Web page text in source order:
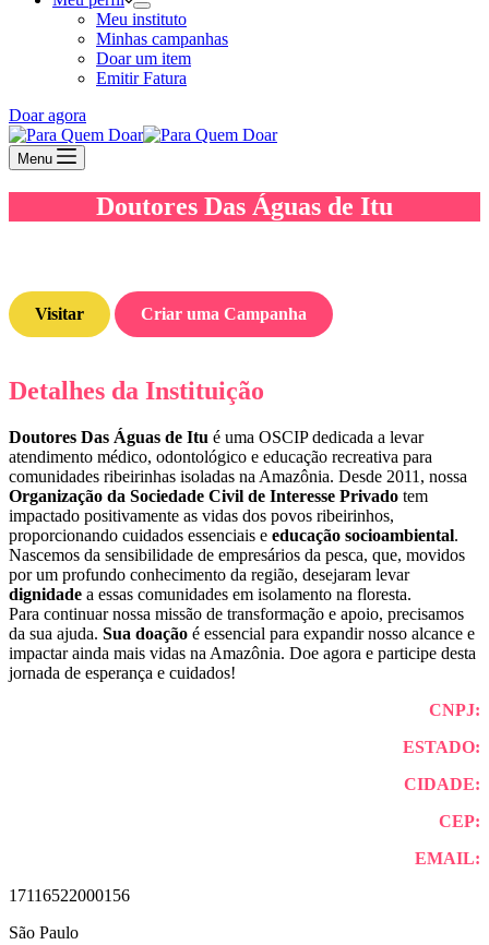
Meu instituto
Minhas campanhas
Doar um item
Emitir Fatura
Doar agora
Menu
Doutores Das Águas de Itu
Visitar Criar uma Campanha
Detalhes da Instituição
Doutores Das Águas de Itu é uma OSCIP dedicada a levar
atendimento médico, odontológico e educação recreativa para
comunidades ribeirinhas isoladas na Amazônia. Desde 2011, nossa
Organização da Sociedade Civil de Interesse Privado tem
impactado positivamente as vidas dos povos ribeirinhos,
proporcionando cuidados essenciais e educação socioambiental.
Nascemos da sensibilidade de empresários da pesca, que, movidos
por um profundo conhecimento da região, desejaram levar
dignidade a essas comunidades em isolamento na floresta.
Para continuar nossa missão de transformação e apoio, precisamos
da sua ajuda. Sua doação é essencial para expandir nosso alcance e
impactar ainda mais vidas na Amazônia. Doe agora e participe desta
jornada de esperança e cuidados!
CNPJ:
ESTADO:
CIDADE:
CEP:
EMAIL:
17116522000156
São Paulo